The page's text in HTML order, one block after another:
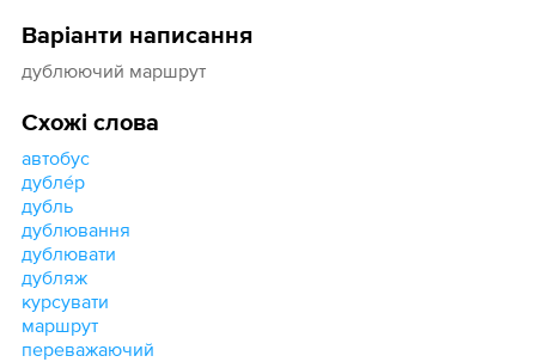
Варіанти написання
дублюючий маршрут
Схожі слова
автобус
дубле́р
дубль
дублювання
дублювати
дубляж
курсувати
маршрут
переважаючий